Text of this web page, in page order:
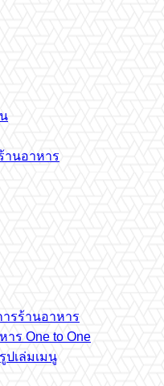
านอาหาร
รร้านอาหาร
ร One to One
ปเล่มเมนู